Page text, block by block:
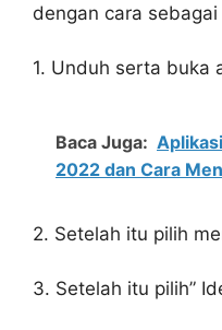
dengan cara
1. Unduh serta buka
Baca Juga:
2022 dan Cara
2. Setelah itu pilih
3. Setelah itu pilih”